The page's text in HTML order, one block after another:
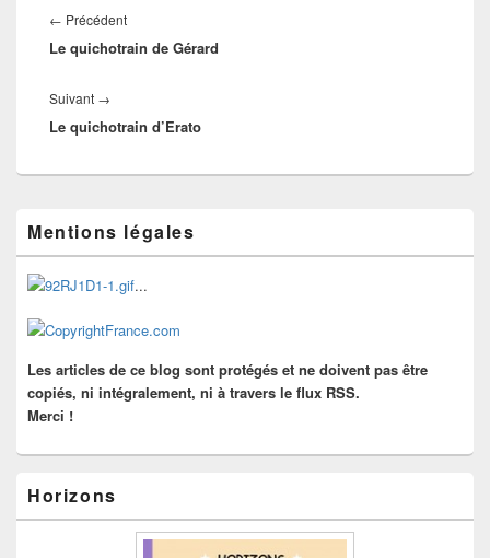
de
l’article
← PrécédentArticle
précédent :
Le quichotrain de Gérard
Suivant →
suivant :
Le quichotrain d’Erato
principale
de
widget
pour
barre
Mentions légales
...
Les articles de ce blog sont protégés et ne doivent pas être
copiés, ni intégralement, ni à travers le flux RSS.
Merci !
Horizons